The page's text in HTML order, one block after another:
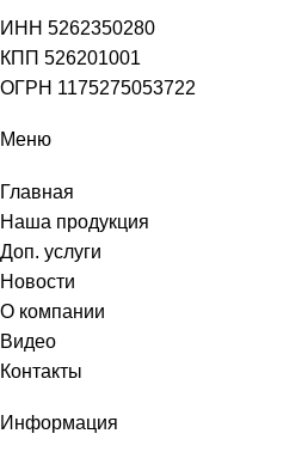
ИНН 5262350280
КПП 526201001
ОГРН 1175275053722
Меню
Главная
Наша продукция
Доп. услуги
Новости
О компании
Видео
Контакты
Информация